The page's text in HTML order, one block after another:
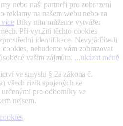
nebo naši partneři pro zobrazení
reklamy na našem webu nebo na
více Díky nim můžeme vytvářet
Při využití těchto cookies
identifikace. Nevyjádříte-li
nebudeme vám zobrazovat
vašim zájmům. ...ukázat méně
ve smyslu § 2a zákona č.
všech rizik spojených se
určenými pro odborníky ve
nejsem.